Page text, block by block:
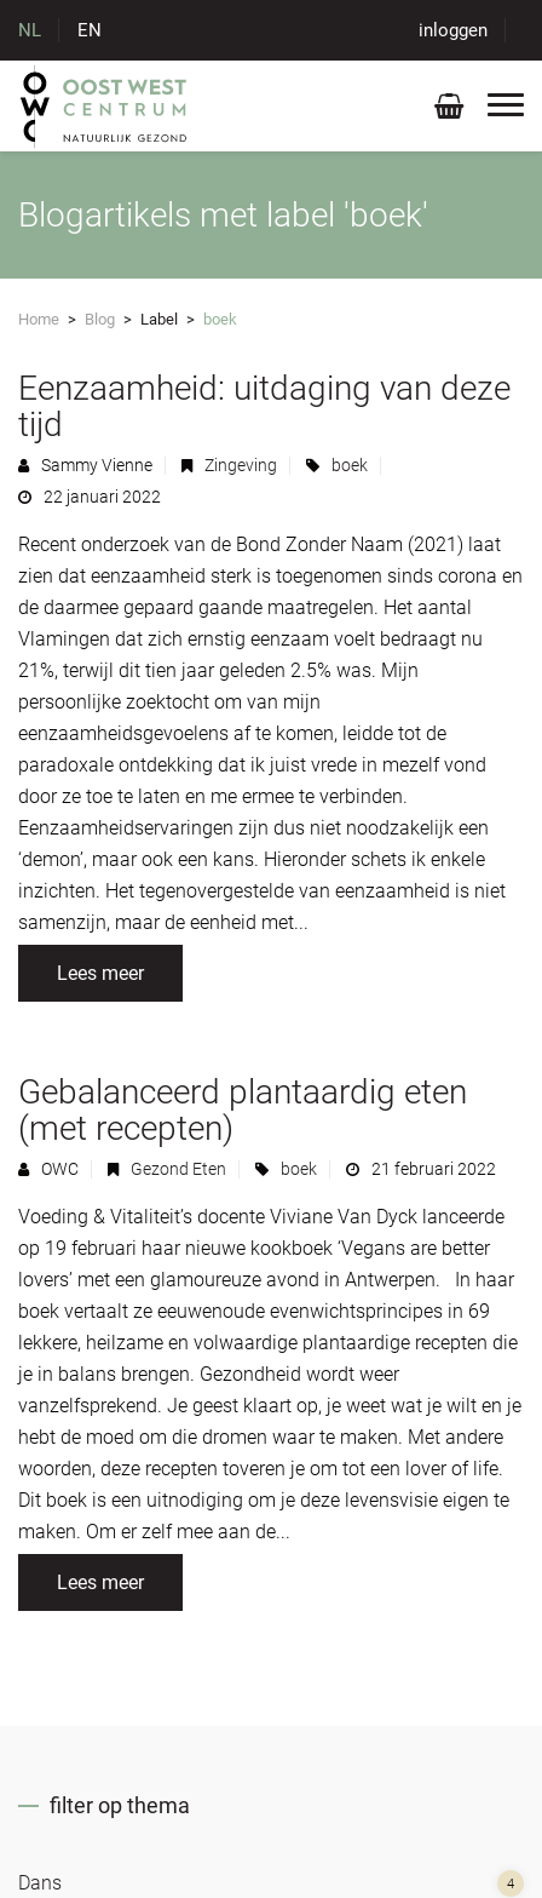
NL EN inloggen
Blogartikels met label 'boek'
Home > Blog > Label > boek
Eenzaamheid: uitdaging van deze
tijd
Sammy Vienne Zingeving
boek
22 januari 2022
Recent onderzoek van de Bond Zonder Naam (2021) laat
zien dat eenzaamheid sterk is toegenomen sinds corona en
de daarmee gepaard gaande maatregelen. Het aantal
Vlamingen dat zich ernstig eenzaam voelt bedraagt nu
21%, terwijl dit tien jaar geleden 2.5% was. Mijn
persoonlijke zoektocht om van mijn
eenzaamheidsgevoelens af te komen, leidde tot de
paradoxale ontdekking dat ik juist vrede in mezelf vond
door ze toe te laten en me ermee te verbinden.
Eenzaamheidservaringen zijn dus niet noodzakelijk een
‘demon’, maar ook een kans. Hieronder schets ik enkele
inzichten. Het tegenovergestelde van eenzaamheid is niet
samenzijn, maar de eenheid met...
Lees meer
Gebalanceerd plantaardig eten
(met recepten)
OWC Gezond Eten boek 21 februari 2022
Voeding & Vitaliteit’s docente Viviane Van Dyck lanceerde
op 19 februari haar nieuwe kookboek ‘Vegans are better
lovers’ met een glamoureuze avond in Antwerpen. In haar
boek vertaalt ze eeuwenoude evenwichtsprincipes in 69
lekkere, heilzame en volwaardige plantaardige recepten die
je in balans brengen. Gezondheid wordt weer
vanzelfsprekend. Je geest klaart op, je weet wat je wilt en je
hebt de moed om die dromen waar te maken. Met andere
woorden, deze recepten toveren je om tot een lover of life.
Dit boek is een uitnodiging om je deze levensvisie eigen te
maken. Om er zelf mee aan de...
Lees meer
filter op thema
Dans 4